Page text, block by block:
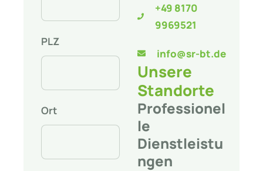
PLZ
Ort
+49 8170
9969521
info@sr-bt.de
Unsere
Standorte
Professionel
le
Dienstleistu
ngen